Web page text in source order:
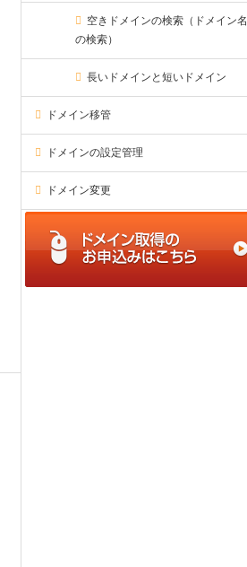
空きドメインの検索（ドメイン名
の検索）
長いドメインと短いドメイン
ドメイン移管
ドメインの設定管理
ドメイン変更